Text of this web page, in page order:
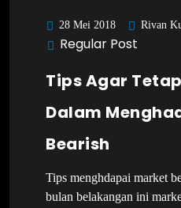
28 Mei 2018 Rivan
Regular Post
Tips Agar
Dalam
Bearish
Tips menghdapai market
bulan belakangan ini